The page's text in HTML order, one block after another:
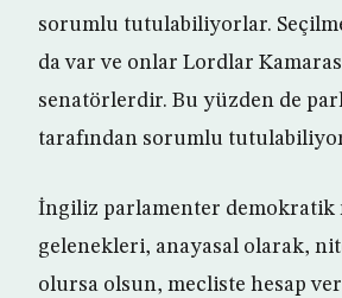
sorumlu tutulabiliyorlar.
da var ve onlar Lordlar
senatörlerdir. Bu yüzden de
tarafından sorumlu
İngiliz parlamenter demokratik
gelenekleri, anayasal olarak,
olursa olsun, mecliste hesap